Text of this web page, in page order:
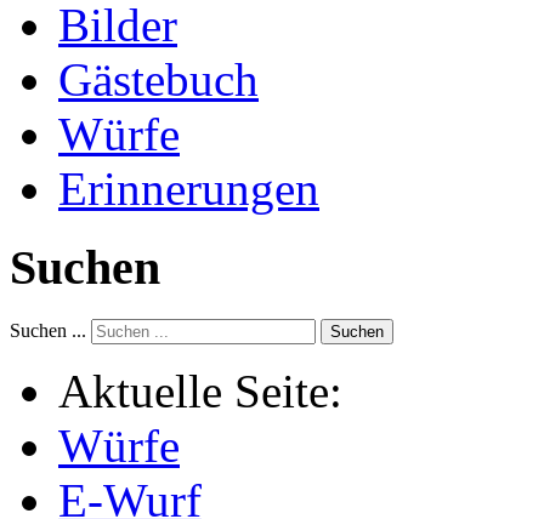
Bilder
Gästebuch
Würfe
Erinnerungen
Suchen
Suchen ... Suchen
Aktuelle Seite:
Würfe
E-Wurf